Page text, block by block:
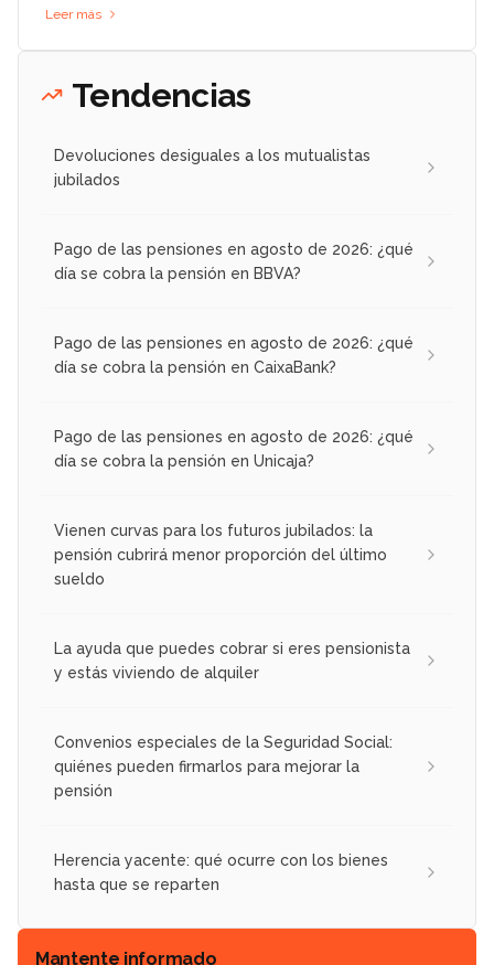
Leer más
Tendencias
Devoluciones desiguales a los mutualistas
jubilados
Pago de las pensiones en agosto de 2026: ¿qué
día se cobra la pensión en BBVA?
Pago de las pensiones en agosto de 2026: ¿qué
día se cobra la pensión en CaixaBank?
Pago de las pensiones en agosto de 2026: ¿qué
día se cobra la pensión en Unicaja?
Vienen curvas para los futuros jubilados: la
pensión cubrirá menor proporción del último
sueldo
La ayuda que puedes cobrar si eres pensionista
y estás viviendo de alquiler
Convenios especiales de la Seguridad Social:
quiénes pueden firmarlos para mejorar la
pensión
Herencia yacente: qué ocurre con los bienes
hasta que se reparten
Mantente informado